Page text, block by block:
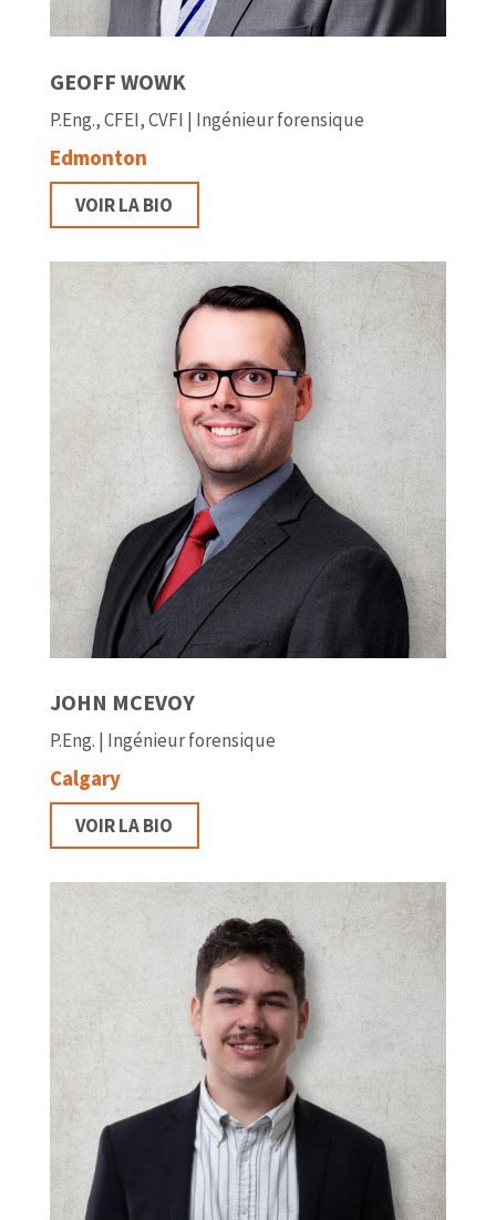
GEOFF WOWK
P.Eng., CFEI, CVFI | Ingénieur forensique
Edmonton
VOIR LA BIO
JOHN MCEVOY
P.Eng. | Ingénieur forensique
Calgary
VOIR LA BIO